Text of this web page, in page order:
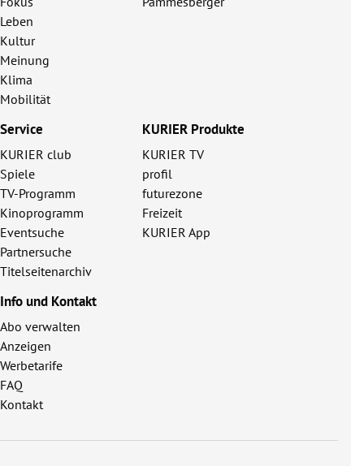
Leben
Kultur
Meinung
Klima
Mobilität
Service
KURIER club
Spiele
TV-Programm
Kinoprogramm
Eventsuche
Partnersuche
Titelseitenarchiv
KURIER Produkte
KURIER TV
profil
futurezone
Freizeit
KURIER App
Info und Kontakt
Abo verwalten
Anzeigen
Werbetarife
FAQ
Kontakt